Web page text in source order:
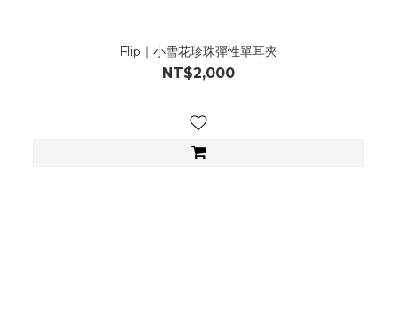
Flip｜小雪花珍珠彈性單耳夾
NT$2,000